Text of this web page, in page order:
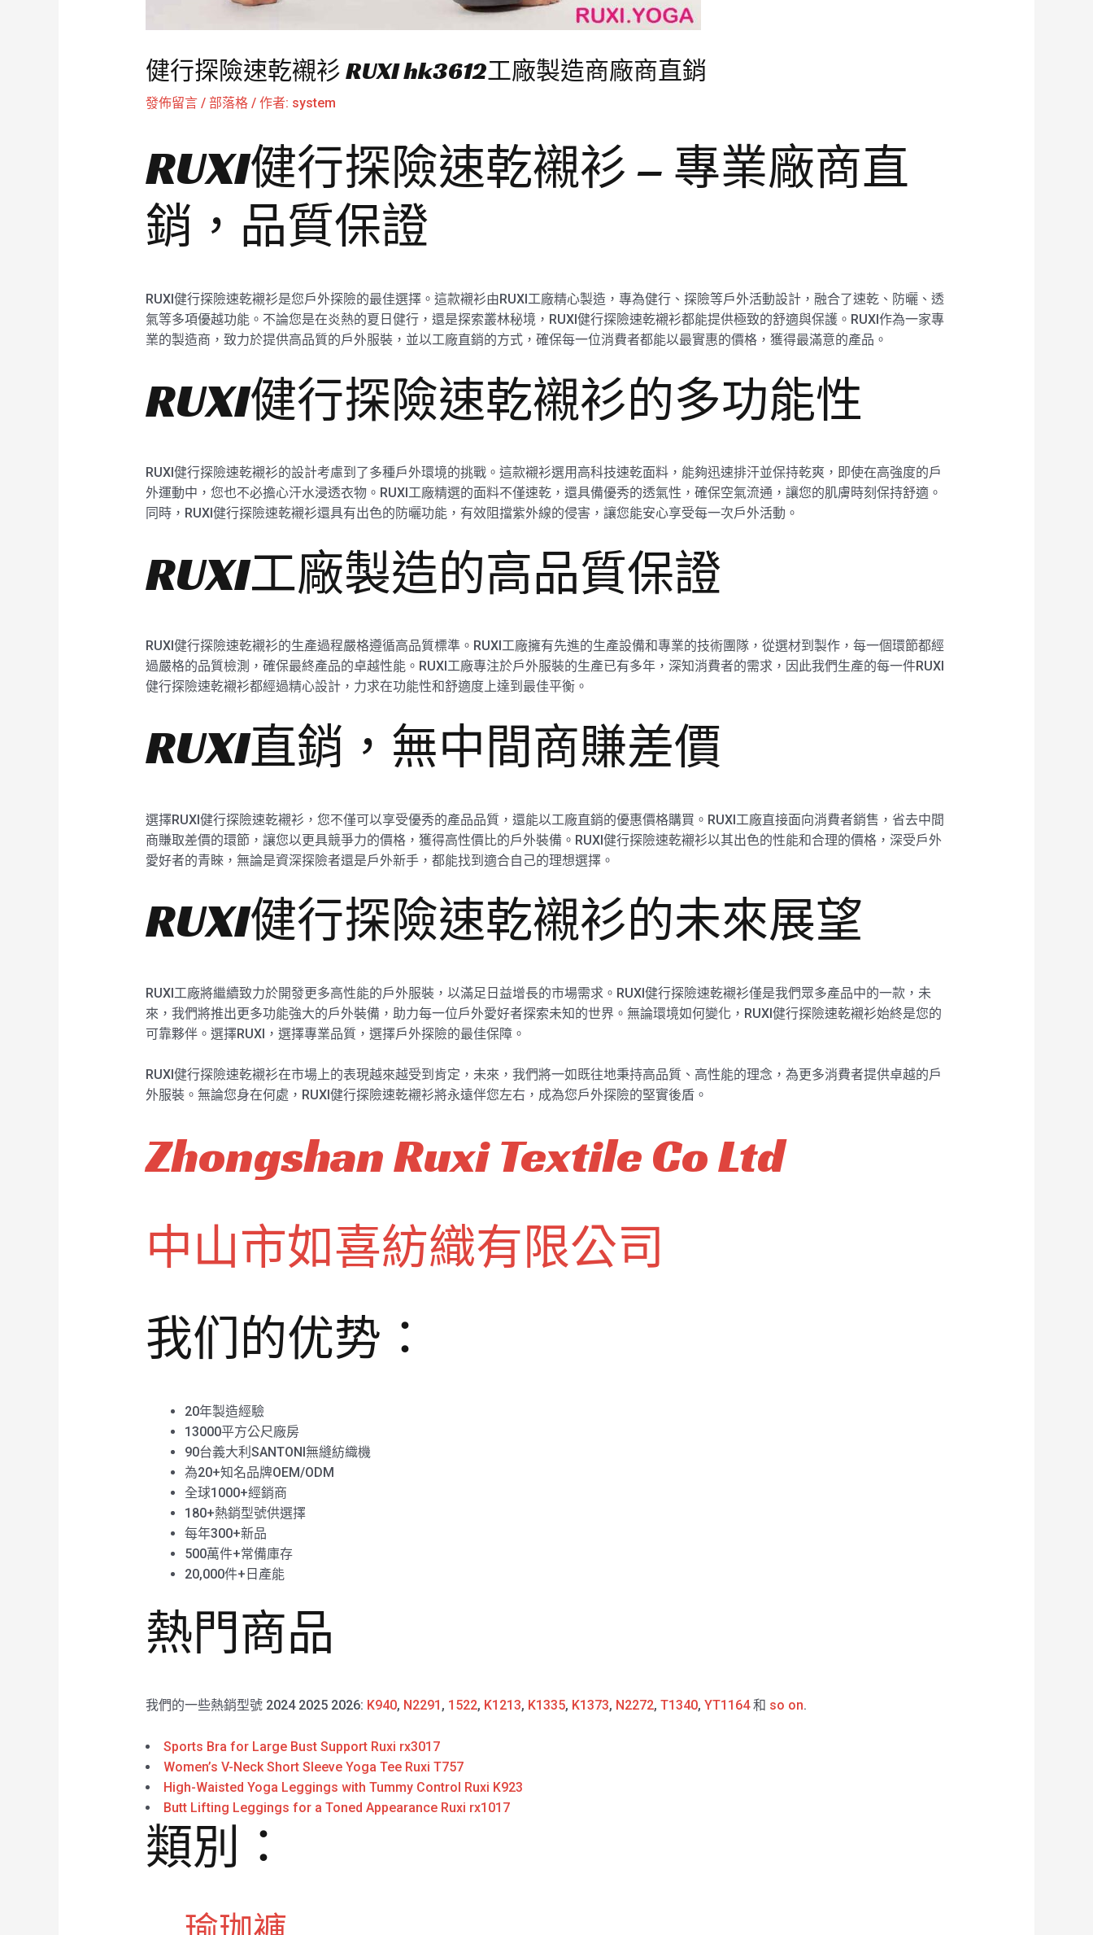
健行探險速乾襯衫 RUXI hk3612工廠製造商廠商直銷
發佈留言 / 部落格/ 作者: system
RUXI健行探險速乾襯衫 – 專業廠商直
銷，品質保證
RUXI健行探險速乾襯衫是您戶外探險的最佳選擇。這款襯衫由RUXI工廠精心製造，專為健行、探險等戶外活動設計，融合了速乾、防曬、透
氣等多項優越功能。不論您是在炎熱的夏日健行，還是探索叢林秘境，RUXI健行探險速乾襯衫都能提供極致的舒適與保護。RUXI作為一家專
業的製造商，致力於提供高品質的戶外服裝，並以工廠直銷的方式，確保每一位消費者都能以最實惠的價格，獲得最滿意的產品。
RUXI健行探險速乾襯衫的多功能性
RUXI健行探險速乾襯衫的設計考慮到了多種戶外環境的挑戰。這款襯衫選用高科技速乾面料，能夠迅速排汗並保持乾爽，即使在高強度的戶
外運動中，您也不必擔心汗水浸透衣物。RUXI工廠精選的面料不僅速乾，還具備優秀的透氣性，確保空氣流通，讓您的肌膚時刻保持舒適。
同時，RUXI健行探險速乾襯衫還具有出色的防曬功能，有效阻擋紫外線的侵害，讓您能安心享受每一次戶外活動。
RUXI工廠製造的高品質保證
RUXI健行探險速乾襯衫的生產過程嚴格遵循高品質標準。RUXI工廠擁有先進的生產設備和專業的技術團隊，從選材到製作，每一個環節都經
過嚴格的品質檢測，確保最終產品的卓越性能。RUXI工廠專注於戶外服裝的生產已有多年，深知消費者的需求，因此我們生產的每一件RUXI
健行探險速乾襯衫都經過精心設計，力求在功能性和舒適度上達到最佳平衡。
RUXI直銷，無中間商賺差價
選擇RUXI健行探險速乾襯衫，您不僅可以享受優秀的產品品質，還能以工廠直銷的優惠價格購買。RUXI工廠直接面向消費者銷售，省去中間
商賺取差價的環節，讓您以更具競爭力的價格，獲得高性價比的戶外裝備。RUXI健行探險速乾襯衫以其出色的性能和合理的價格，深受戶外
愛好者的青睞，無論是資深探險者還是戶外新手，都能找到適合自己的理想選擇。
RUXI健行探險速乾襯衫的未來展望
RUXI工廠將繼續致力於開發更多高性能的戶外服裝，以滿足日益增長的市場需求。RUXI健行探險速乾襯衫僅是我們眾多產品中的一款，未
來，我們將推出更多功能強大的戶外裝備，助力每一位戶外愛好者探索未知的世界。無論環境如何變化，RUXI健行探險速乾襯衫始終是您的
可靠夥伴。選擇RUXI，選擇專業品質，選擇戶外探險的最佳保障。
RUXI健行探險速乾襯衫在市場上的表現越來越受到肯定，未來，我們將一如既往地秉持高品質、高性能的理念，為更多消費者提供卓越的戶
外服裝。無論您身在何處，RUXI健行探險速乾襯衫將永遠伴您左右，成為您戶外探險的堅實後盾。
Zhongshan Ruxi Textile Co Ltd
中山市如喜紡織有限公司
我们的优势：
20年製造經驗
13000平方公尺廠房
90台義大利SANTONI無縫紡織機
為20+知名品牌OEM/ODM
全球1000+經銷商
180+熱銷型號供選擇
每年300+新品
500萬件+常備庫存
20,000件+日產能
熱門商品
我們的一些熱銷型號 2024 2025 2026: K940, N2291 , 1522, K1213, K1335, K1373, N2272, T1340, YT1164和 so on.
Sports Bra for Large Bust Support Ruxi rx3017
Women’s V-Neck Short Sleeve Yoga Tee Ruxi T757
High-Waisted Yoga Leggings with Tummy Control Ruxi K923
Butt Lifting Leggings for a Toned Appearance Ruxi rx1017
類別：